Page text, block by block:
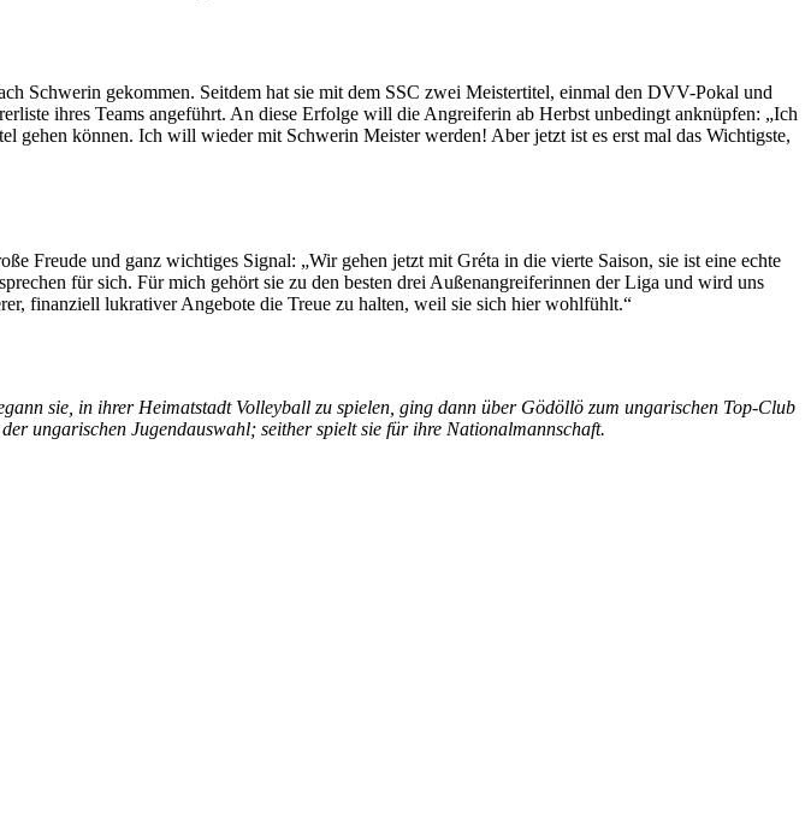
Schwerin gekommen. Seitdem hat sie mit dem SSC zwei Meistertitel, einmal den DVV-Pokal und
ihres Teams angeführt. An diese Erfolge will die Angreiferin ab Herbst unbedingt anknüpfen: „Ich
können. Ich will wieder mit Schwerin Meister werden! Aber jetzt ist es erst mal das Wichtigste,
Freude und ganz wichtiges Signal: „Wir gehen jetzt mit Gréta in die vierte Saison, sie ist eine echte
für sich. Für mich gehört sie zu den besten drei Außenangreiferinnen der Liga und wird uns
finanziell lukrativer Angebote die Treue zu halten, weil sie sich hier wohlfühlt.“
sie, in ihrer Heimatstadt Volleyball zu spielen, ging dann über Gödöllö zum ungarischen Top-Club
ungarischen Jugendauswahl; seither spielt sie für ihre Nationalmannschaft.